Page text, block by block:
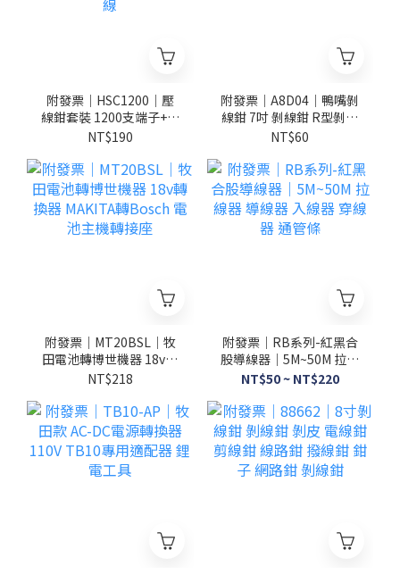
附發票｜HSC1200｜壓
線鉗套裝 1200支端子+壓
線鉗 VE管型冷壓接線端
電線
NT$190
附發票｜A8D04｜鴨嘴剝
線鉗 7吋 剝線鉗 R型剝線
鉗 剝線 剪線鉗 剝皮鉗 斷
NT$60
附發票｜MT20BSL｜牧
田電池轉博世機器 18v轉
換器 MAKITA轉Bosch 電
NT$218
附發票｜RB系列-紅黑合
股導線器｜5M~50M 拉線
器 導線器 入線器 穿線器
NT$50 ~ NT$220